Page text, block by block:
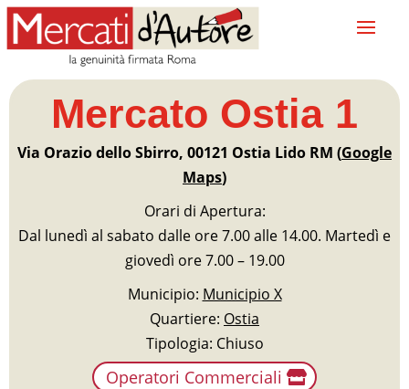
Mercato Ostia 1
Via Orazio dello Sbirro, 00121 Ostia Lido RM (Google
Maps)
Orari di Apertura:
Dal lunedì al sabato dalle ore 7.00 alle 14.00. Martedì e
giovedì ore 7.00 – 19.00
Municipio: Municipio X
Quartiere: Ostia
Tipologia: Chiuso
Operatori Commerciali